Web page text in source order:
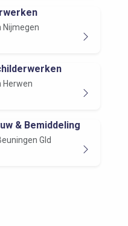
Nijmegen
Herwen
& Bemiddeling
Gld